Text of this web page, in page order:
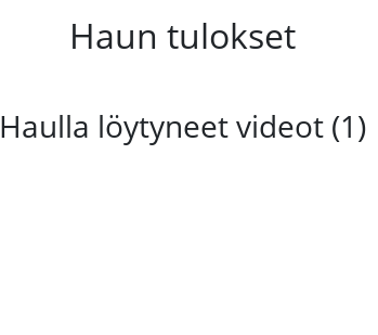
Haun tulokset
Haulla löytyneet videot (1)